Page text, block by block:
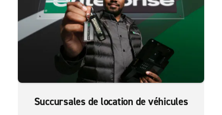
Succursales de location de véhicules